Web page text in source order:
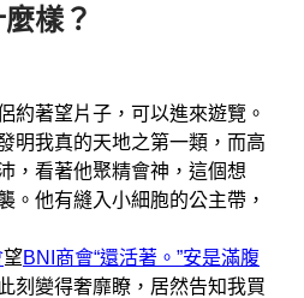
樣？
約著望片子，可以進來遊覽。
我真的天地之第一類，而高
，看著他聚精會神，這個想
。他有縫入小細胞的公主帶，
望BNI商會“還活著。”安是滿腹
刻變得奢靡瞭，居然告知我買